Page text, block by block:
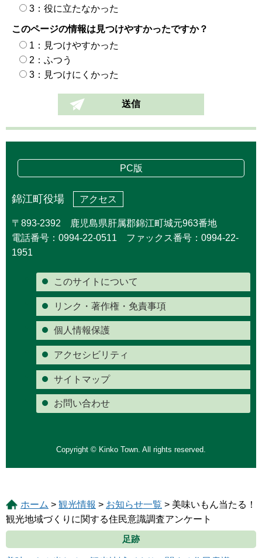
3：役に立たなかった
このページの情報は見つけやすかったですか？
1：見つけやすかった
2：ふつう
3：見つけにくかった
PC版
錦江町役場 アクセス
〒893-2392 鹿児島県肝属郡錦江町城元963番地
電話番号：0994-22-0511 ファックス番号：0994-22-
1951
このサイトについて
リンク・著作権・免責事項
個人情報保護
アクセシビリティ
サイトマップ
お問い合わせ
Copyright © Kinko Town. All rights reserved.
ホーム > 観光情報 > お知らせ一覧 > 美味いもん当たる！
観光地域づくりに関する住民意識調査アンケート
足跡